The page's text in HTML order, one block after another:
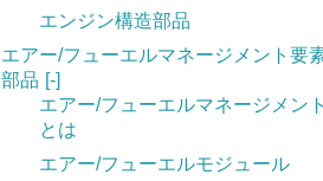
エンジン構造部品
エアー/フューエルマネージメント要
部品 [-]
エアー/フューエルマネージメント
とは
エアー/フューエルモジュール